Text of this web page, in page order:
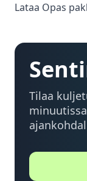
Lataa Opas
Tilaa